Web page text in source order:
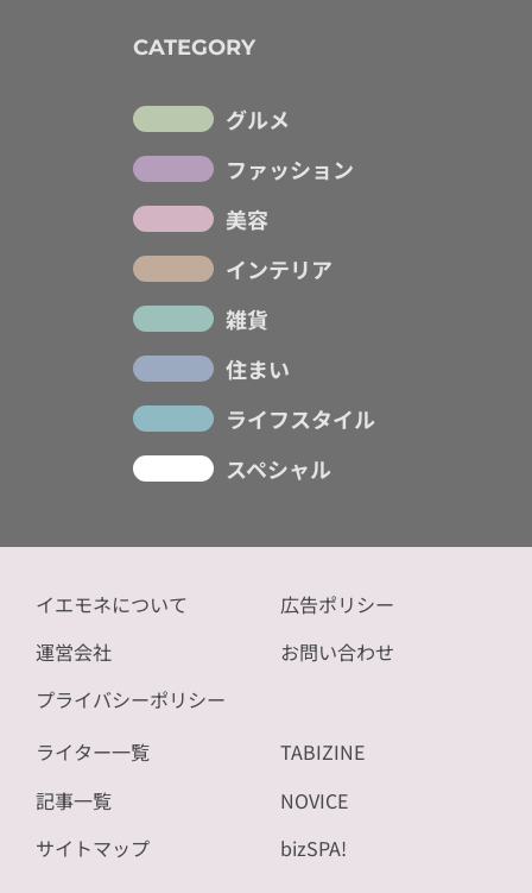
CATEGORY
グルメ
ファッション
美容
インテリア
雑貨
住まい
ライフスタイル
スペシャル
イエモネについて
運営会社
プライバシーポリシー
広告ポリシー
お問い合わせ
ライター一覧
記事一覧
サイトマップ
TABIZINE
NOVICE
bizSPA!